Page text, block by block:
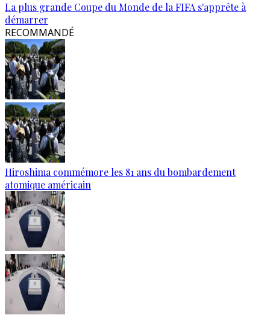
La plus grande Coupe du Monde de la FIFA s'apprête à
démarrer
RECOMMANDÉ
Hiroshima commémore les 81 ans du bombardement
atomique américain